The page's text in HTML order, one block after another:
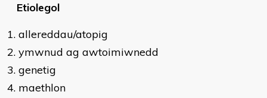
Etiolegol
allereddau/atopig
ymwnud ag awtoimiwnedd
genetig
maethlon